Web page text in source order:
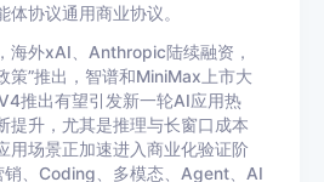
协议通用商业协议。
海外xAI、Anthropic陆续融资，
策”推出，智谱和MiniMax上市大
推出有望引发新一轮AI应用热
提升，尤其是推理与长窗口成本
用场景正加速进入商业化验证阶
销、Coding、多模态、Agent、AI